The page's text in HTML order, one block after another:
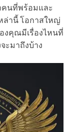
คนที่พร้อมและ
ล่านี้ โอกาสใหญ่
งคุณมีเรื่องไหนที่
ะมาถึงบ้าง